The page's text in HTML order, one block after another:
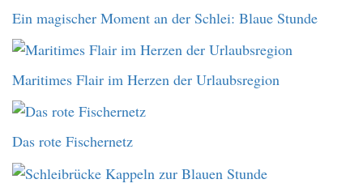
Ein magischer Moment an der Schlei: Blaue Stunde
Maritimes Flair im Herzen der Urlaubsregion
Das rote Fischernetz